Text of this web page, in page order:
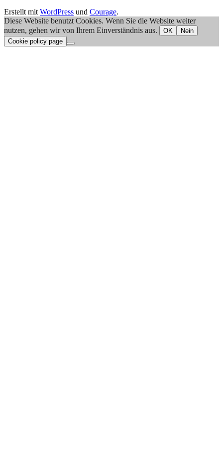
Erstellt mit WordPress und Courage.
Diese Website benutzt Cookies. Wenn Sie die Website weiter
nutzen, gehen wir von Ihrem Einverständnis aus.
OK
Nein
Cookie policy page